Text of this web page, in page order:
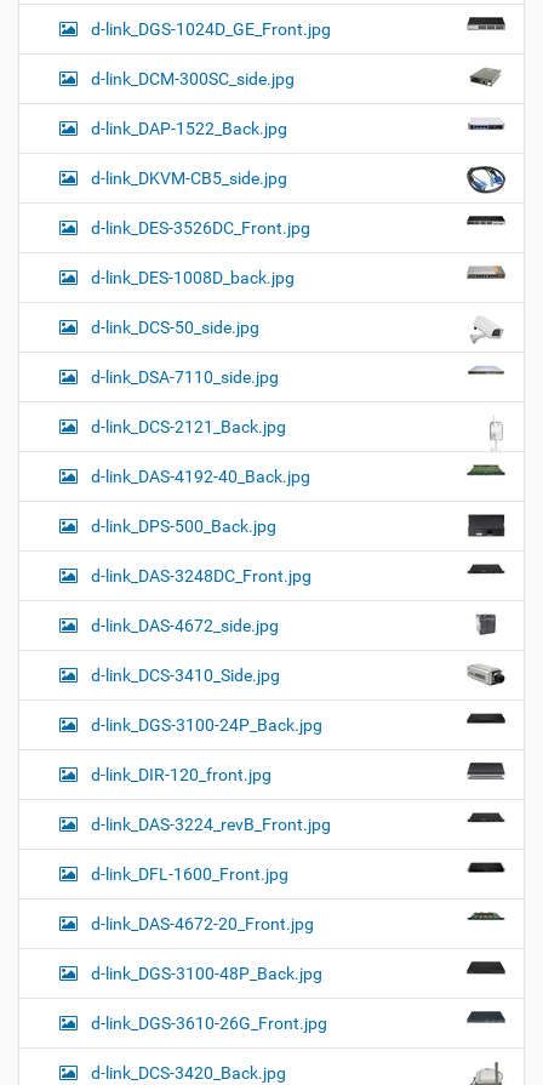
d-link_DGS-1024D_GE_Front.jpg
d-link_DCM-300SC_side.jpg
d-link_DAP-1522_Back.jpg
d-link_DKVM-CB5_side.jpg
d-link_DES-3526DC_Front.jpg
d-link_DES-1008D_back.jpg
d-link_DCS-50_side.jpg
d-link_DSA-7110_side.jpg
d-link_DCS-2121_Back.jpg
d-link_DAS-4192-40_Back.jpg
d-link_DPS-500_Back.jpg
d-link_DAS-3248DC_Front.jpg
d-link_DAS-4672_side.jpg
d-link_DCS-3410_Side.jpg
d-link_DGS-3100-24P_Back.jpg
d-link_DIR-120_front.jpg
d-link_DAS-3224_revB_Front.jpg
d-link_DFL-1600_Front.jpg
d-link_DAS-4672-20_Front.jpg
d-link_DGS-3100-48P_Back.jpg
d-link_DGS-3610-26G_Front.jpg
d-link_DCS-3420_Back.jpg